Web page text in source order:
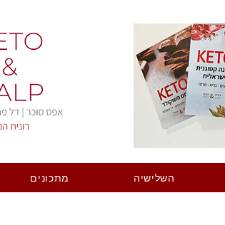
השלישיה מתכונים